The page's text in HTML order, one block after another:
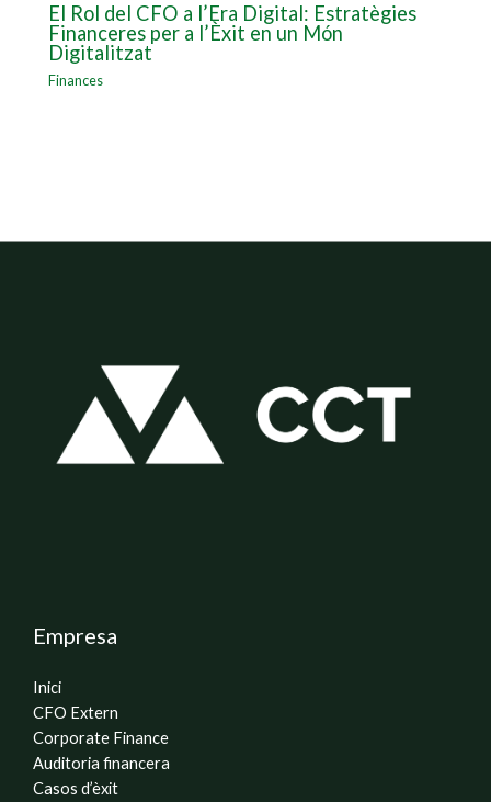
El Rol del CFO a l’Era Digital: Estratègies
Financeres per a l’Èxit en un Món
Digitalitzat
Finances
Empresa
Inici
CFO Extern
Corporate Finance
Auditoria financera
Casos d’èxit